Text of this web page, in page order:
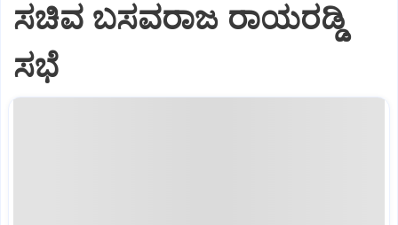
ಸಚಿವ ಬಸವರಾಜ ರಾಯರಡ್ಡಿ
ಸಭೆ